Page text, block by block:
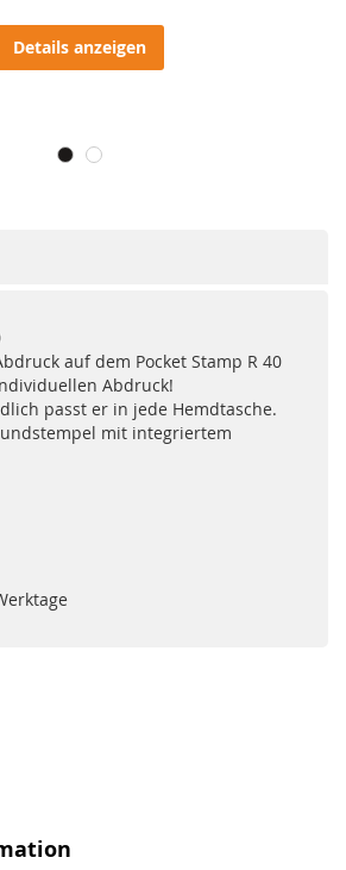
Details anzeigen
auf dem Pocket Stamp R 40
Abdruck!
passt er in jede Hemdtasche.
mit integriertem